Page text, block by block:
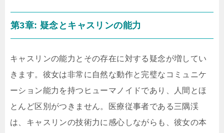
第3章: 疑念とキャスリンの能力
キャスリンの能力とその存在に対する疑念が増してい
きます。彼女は非常に自然な動作と完璧なコミュニケ
ーション能力を持つヒューマノイドであり、人間とほ
とんど区別がつきません。医療従事者である三隅渓
は、キャスリンの技術力に感心しながらも、彼女の本